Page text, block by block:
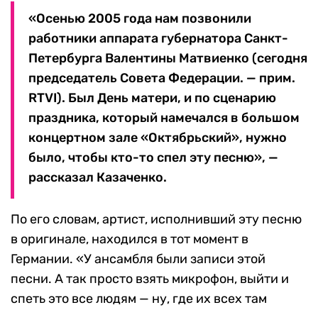
«Осенью 2005 года нам позвонили
работники аппарата губернатора Санкт-
Петербурга Валентины Матвиенко (сегодня
председатель Совета Федерации. — прим.
RTVI). Был День матери, и по сценарию
праздника, который намечался в большом
концертном зале «Октябрьский», нужно
было, чтобы кто-то спел эту песню», —
рассказал Казаченко.
По его словам, артист, исполнивший эту песню
в оригинале, находился в тот момент в
Германии. «У ансамбля были записи этой
песни. А так просто взять микрофон, выйти и
спеть это все людям — ну, где их всех там